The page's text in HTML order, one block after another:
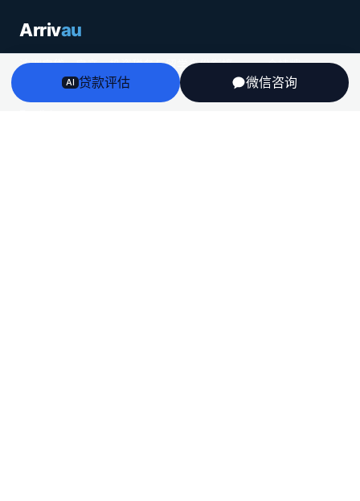
Arrivau
澳洲房贷、房产、投资税务与留学身份衔接——一个持牌
团队，说人话，不推销。
AI 贷款评估 微信咨询